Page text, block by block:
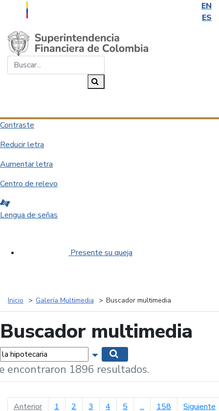
EN
ES
Saltar al contenido principal
Contraste
Reducir letra
Aumentar letra
Centro de relevo
Lengua de señas
Presente su queja
Inicio Galería Multimedia Buscador multimedia
Buscador multimedia
Mostrar opciones de búsqueda
encontraron 1896 resultados.
Anteriorpágina anterior
1 2 3 4 5 ... 158 Siguiente